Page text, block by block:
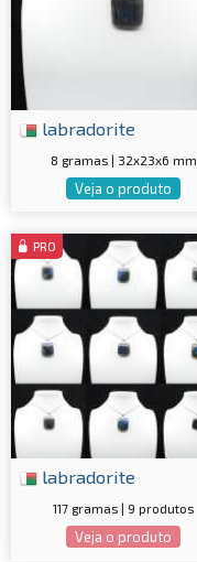
labradorite
8 gramas | 32x23x6 mm
Veja o produto
PRO
labradorite
117 gramas | 9 produtos
Veja o produto